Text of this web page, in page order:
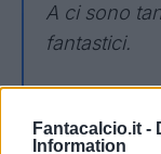
Fantacalcio.it -
Information
A ci sono
fantastici.
Il nostro
non siamo